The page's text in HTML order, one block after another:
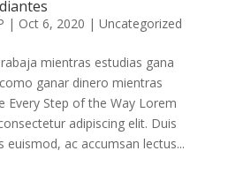
| Oct 6, 2020 | Uncategorized
mientras estudias gana
ganar dinero mientras
Every Step of the Way Lorem
adipiscing elit. Duis
euismod, ac accumsan lectus...